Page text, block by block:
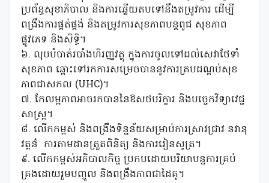
ប្រព័ន្ធសុខាភិបាល និងការឆ្លើយតបទៅនឹងតម្រូវការ ដើម្បី
ពង្រឹងការផ្គត់ផ្គង់ និងតម្រូវការសុខភាពបន្តពូជ សុខភាព
ផ្លូវភេទ និងសិទ្ធិ។
៦. លុបបំបាត់របាំងហិរញ្ញវត្ថុ ក្នុងការចូលទៅដល់សេវាថែទាំ
សុខភាព ឆ្ពោះទៅរកការសម្រេចបាននូវការគ្របដណ្តប់សុខ
ភាពជាសកល (UHC)។
៧. កែលម្អភាពអាចរកបាននៃឱសថបរិក្ខារ និងបច្ចេកវិទ្យាវេជ្ជ
សាស្ត្រ។
៨. លើកកម្ពស់ និងពង្រឹងទិន្នន័យសម្រាប់ការស្រាវជ្រាវ នវានុ
វត្តន៌ ការតាមដានត្រួតពិនិត្យ និងការរៀនសូត្រ។
៩. លើកកម្ពស់អភិបាលកិច្ច ប្រកបដោយបរិយាបន្នការគ្រប់
គ្រងដោយរួមបញ្ចូល និងពង្រឹងភាពជាដៃគូ។